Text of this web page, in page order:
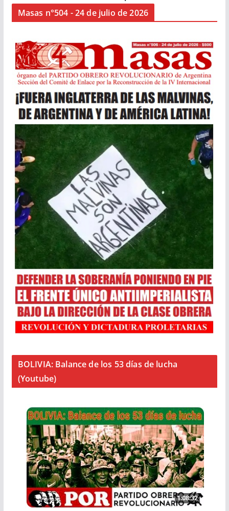
Masas n°504 - 24 de julio de 2026
BOLIVIA: Balance de los 53 días de lucha
(Youtube)